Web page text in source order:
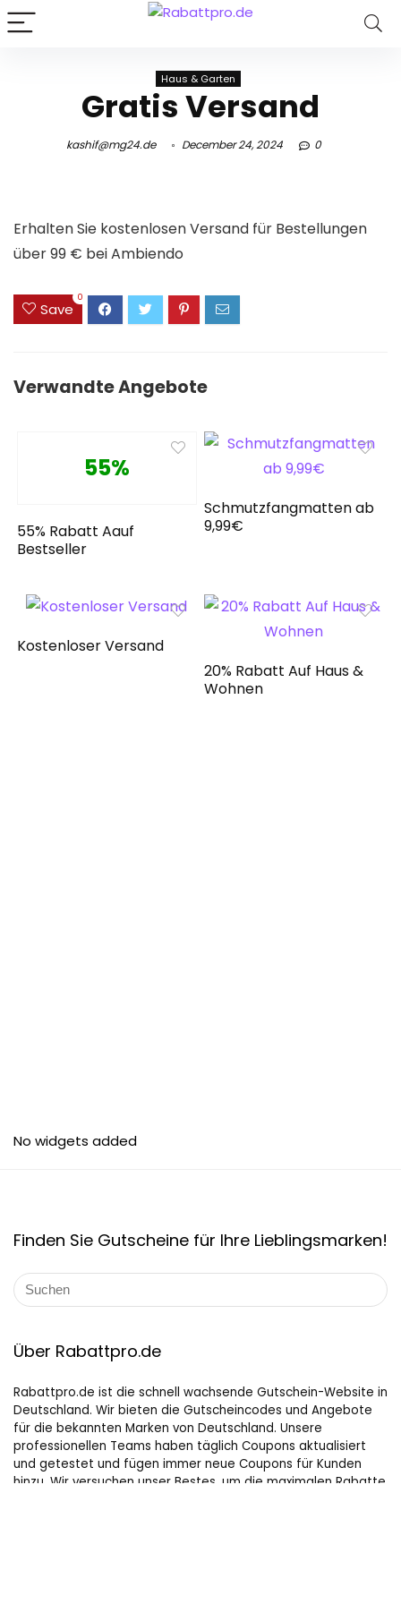
Haus & Garten
Gratis Versand
kashif@mg24.de December 24, 2024 0
Erhalten Sie kostenlosen Versand für Bestellungen
über 99 € bei Ambiendo
Save
0
Verwandte Angebote
55%
55% Rabatt Aauf
Bestseller
Schmutzfangmatten ab
9,99€
Kostenloser Versand
20% Rabatt Auf Haus &
Wohnen
No widgets added
Finden Sie Gutscheine für Ihre Lieblingsmarken!
Über Rabattpro.de
Rabattpro.de ist die schnell wachsende Gutschein-Website in
Deutschland. Wir bieten die Gutscheincodes und Angebote
für die bekannten Marken von Deutschland. Unsere
professionellen Teams haben täglich Coupons aktualisiert
und getestet und fügen immer neue Coupons für Kunden
hinzu. Wir versuchen unser Bestes, um die maximalen Rabatte